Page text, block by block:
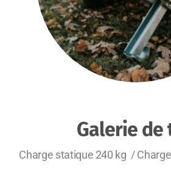
Galerie de
Charge statique 240 kg /